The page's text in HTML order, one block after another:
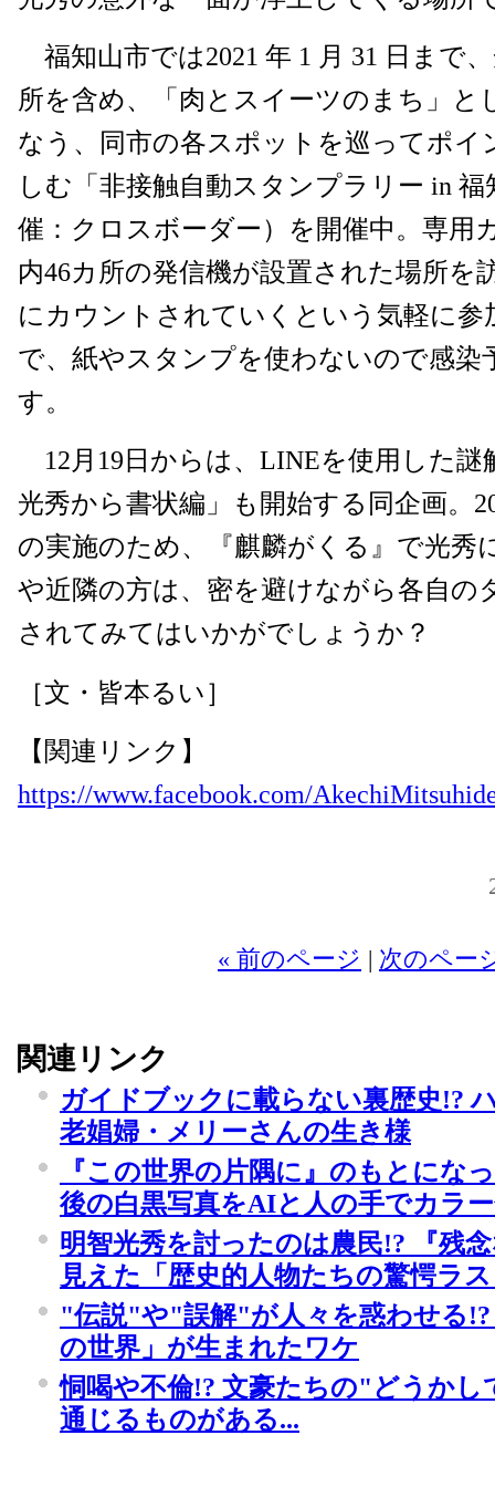
福知山市では2021 年 1 月 31 日まで
所を含め、「肉とスイーツのまち」と
なう、同市の各スポットを巡ってポイ
しむ「非接触自動スタンプラリー in 福
催：クロスボーダー）を開催中。専用
内46カ所の発信機が設置された場所を
にカウントされていくという気軽に参
で、紙やスタンプを使わないので感染
す。
12月19日からは、LINEを使用した謎
光秀から書状編」も開始する同企画。
の実施のため、『麒麟がくる』で光秀
や近隣の方は、密を避けながら各自の
されてみてはいかがでしょうか？
［文・皆本るい］
【関連リンク】
https://www.facebook.com/
« 前のページ | 次のペー
関連リンク
ガイドブックに載らない裏歴史!?
老娼婦・メリーさんの生き様
『この世界の片隅に』のもとにな
後の白黒写真をAIと人の手でカラ
明智光秀を討ったのは農民!? 『残
見えた「歴史的人物たちの驚愕ラ
"伝説"や"誤解"が人々を惑わせる!?
の世界」が生まれたワケ
恫喝や不倫!? 文豪たちの"どうかし
通じるものがある...